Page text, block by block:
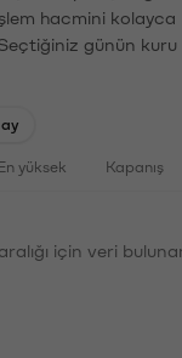
hacmini kolayca
günün kuru
ay
yüksek Kapanış
için veri